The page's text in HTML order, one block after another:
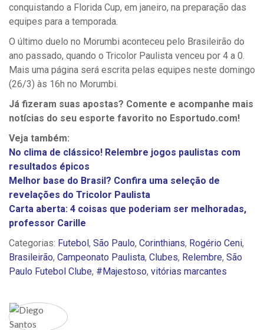
conquistando a Florida Cup, em janeiro, na preparação das
equipes para a temporada.
O último duelo no Morumbi aconteceu pelo Brasileirão do
ano passado, quando o Tricolor Paulista venceu por 4 a 0.
Mais uma página será escrita pelas equipes neste domingo
(26/3) às 16h no Morumbi.
Já fizeram suas apostas? Comente e acompanhe mais
notícias do seu esporte favorito no Esportudo.com!
Veja também:
No clima de clássico! Relembre jogos paulistas com
resultados épicos
Melhor base do Brasil? Confira uma seleção de
revelações do Tricolor Paulista
Carta aberta: 4 coisas que poderiam ser melhoradas,
professor Carille
Categorias: Futebol, São Paulo, Corinthians, Rogério Ceni,
Brasileirão, Campeonato Paulista, Clubes, Relembre, São
Paulo Futebol Clube, #Majestoso, vitórias marcantes